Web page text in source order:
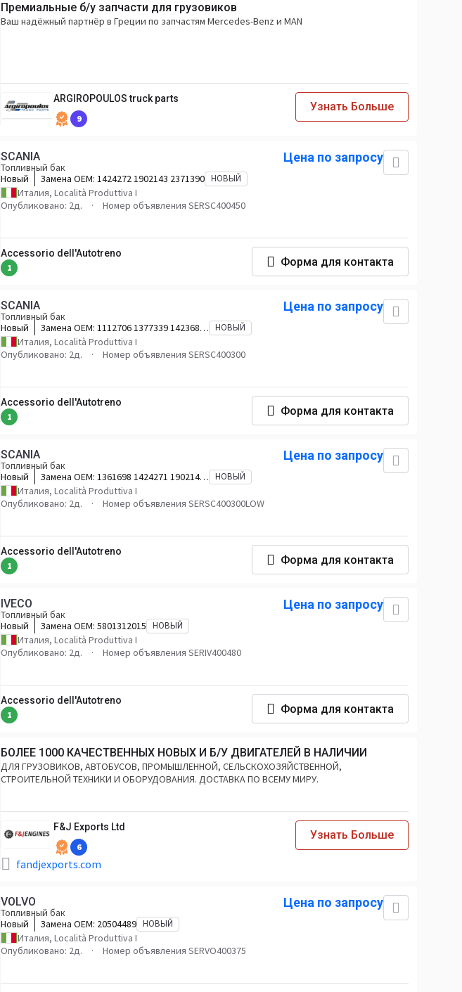
Премиальные б/у запчасти для грузовиков
Ваш надёжный партнёр в Греции по запчастям Mercedes-Benz и MAN
ARGIROPOULOS truck parts
9
Узнать Больше
SCANIA
Топливный бак
Новый
Замена OEM: 1424272 1902143 2371390 НОВЫЙ
Италия, Località Produttiva I
Опубликовано: 2д.
Номер объявления SERSC400450
Цена по запросу
Accessorio dell'Autotreno
1 Форма для контакта
SCANIA
Топливный бак
Новый
Замена OEM: 1112706 1377339 1423686
1517304 1871188 2167505
НОВЫЙ
Италия, Località Produttiva I
Опубликовано: 2д.
Номер объявления SERSC400300
Цена по запросу
Accessorio dell'Autotreno
1 Форма для контакта
SCANIA
Топливный бак
Новый
Замена OEM: 1361698 1424271 1902142
2371389
НОВЫЙ
Италия, Località Produttiva I
Опубликовано: 2д.
Номер объявления SERSC400300LOW
Цена по запросу
Accessorio dell'Autotreno
1 Форма для контакта
IVECO
Топливный бак
Новый
Замена OEM: 5801312015 НОВЫЙ
Италия, Località Produttiva I
Опубликовано: 2д.
Номер объявления SERIV400480
Цена по запросу
Accessorio dell'Autotreno
1 Форма для контакта
БОЛЕЕ 1000 КАЧЕСТВЕННЫХ НОВЫХ И Б/У ДВИГАТЕЛЕЙ В НАЛИЧИИ
ДЛЯ ГРУЗОВИКОВ, АВТОБУСОВ, ПРОМЫШЛЕННОЙ, СЕЛЬСКОХОЗЯЙСТВЕННОЙ,
СТРОИТЕЛЬНОЙ ТЕХНИКИ И ОБОРУДОВАНИЯ. ДОСТАВКА ПО ВСЕМУ МИРУ.
F&J Exports Ltd
6
fandjexports.com
Узнать Больше
VOLVO
Топливный бак
Новый
Замена OEM: 20504489 НОВЫЙ
Италия, Località Produttiva I
Опубликовано: 2д.
Номер объявления SERVO400375
Цена по запросу